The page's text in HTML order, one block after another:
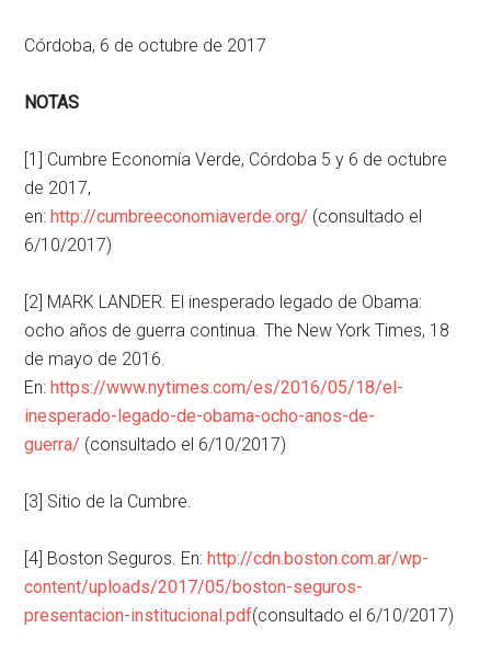
Córdoba, 6 de octubre de 2017
NOTAS
[1] Cumbre Economía Verde, Córdoba 5 y 6 de octubre
de 2017,
en:http://cumbreeconomiaverde.org/ (consultado el
6/10/2017)
[2] MARK LANDER. El inesperado legado de Obama:
ocho años de guerra continua. The New York Times, 18
de mayo de 2016.
En:https://www.nytimes.com/es/2016/05/18/el-
inesperado-legado-de-obama-ocho-anos-de-
guerra/ (consultado el 6/10/2017)
[3] Sitio de la Cumbre.
[4] Boston Seguros. En:http://cdn.boston.com.ar/wp-
content/uploads/2017/05/boston-seguros-
presentacion-institucional.pdf(consultado el 6/10/2017)